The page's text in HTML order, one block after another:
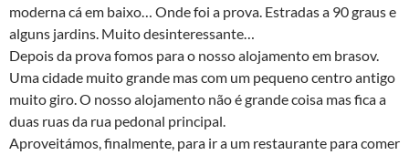
moderna cá em baixo… Onde foi a prova. Estradas a 90 graus e
alguns jardins. Muito desinteressante…
Depois da prova fomos para o nosso alojamento em brasov.
Uma cidade muito grande mas com um pequeno centro antigo
muito giro. O nosso alojamento não é grande coisa mas fica a
duas ruas da rua pedonal principal.
Aproveitámos, finalmente, para ir a um restaurante para comer